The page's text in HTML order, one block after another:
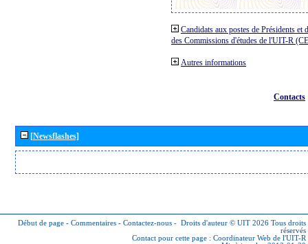
Candidats aux postes de Présidents et
des Commissions d'études de l'UIT-R
Autres informations
Contacts
[Newsflashes]
Début de page - Commentaires - Contactez-nous - Droits d'auteur © UIT 2026 Tous droits
réservés
Contact pour cette page : Coordinateur Web de l'UIT-R